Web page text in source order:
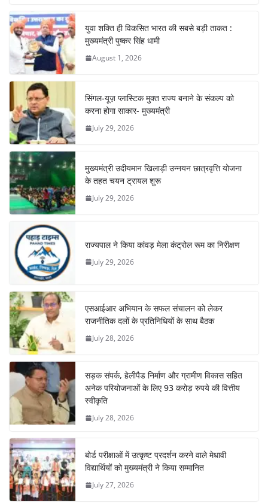
युवा शक्ति ही विकसित भारत की सबसे बड़ी ताकत :
मुख्यमंत्री पुष्कर सिंह धामी
August 1, 2026
सिंगल-यूज़ प्लास्टिक मुक्त राज्य बनाने के संकल्प को
करना होगा साकार- मुख्यमंत्री
July 29, 2026
मुख्यमंत्री उदीयमान खिलाड़ी उन्नयन छात्रवृत्ति योजना
के तहत चयन ट्रायल शुरू
July 29, 2026
राज्यपाल ने किया कांवड़ मेला कंट्रोल रूम का निरीक्षण
July 29, 2026
एसआईआर अभियान के सफल संचालन को लेकर
राजनीतिक दलों के प्रतिनिधियों के साथ बैठक
July 28, 2026
सड़क संपर्क, हेलीपैड निर्माण और ग्रामीण विकास सहित
अनेक परियोजनाओं के लिए 93 करोड़ रुपये की वित्तीय
स्वीकृति
July 28, 2026
बोर्ड परीक्षाओं में उत्कृष्ट प्रदर्शन करने वाले मेधावी
विद्यार्थियों को मुख्यमंत्री ने किया सम्मानित
July 27, 2026